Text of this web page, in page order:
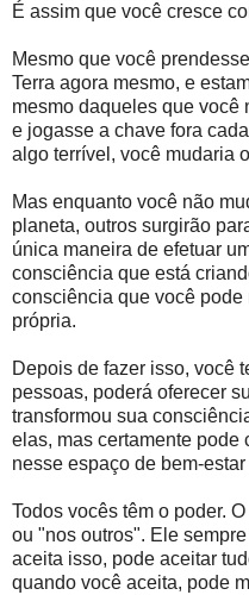
É assim que você cresce
Mesmo que você
Terra agora mesmo, e
mesmo daqueles que você
e jogasse a chave fora
algo terrível, você mudaria
Mas enquanto você não
planeta, outros surgirão
única maneira de efetuar
consciência que está
consciência que você pode
própria.
Depois de fazer isso, você
pessoas, poderá oferecer
transformou sua
elas, mas certamente pode
nesse espaço de bem-
Todos vocês têm o poder.
ou "nos outros". Ele
aceita isso, pode aceitar
quando você aceita, pode